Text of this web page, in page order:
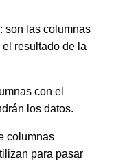
son las columnas
resultado de la
con el
los datos.
columnas
para pasar